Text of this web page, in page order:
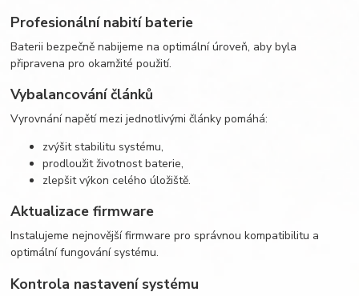
Profesionální nabití baterie
Baterii bezpečně nabijeme na optimální úroveň, aby byla
připravena pro okamžité použití.
Vybalancování článků
Vyrovnání napětí mezi jednotlivými články pomáhá:
zvýšit stabilitu systému,
prodloužit životnost baterie,
zlepšit výkon celého úložiště.
Aktualizace firmware
Instalujeme nejnovější firmware pro správnou kompatibilitu a
optimální fungování systému.
Kontrola nastavení systému